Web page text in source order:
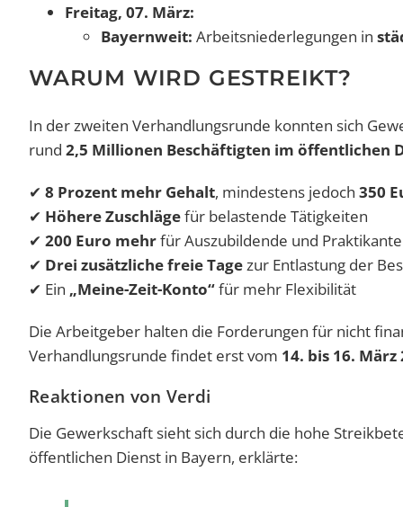
Freitag, 07. März:
Bayernweit: Arbeitsniederlegungen in
WARUM WIRD GESTREIKT?
In der zweiten Verhandlungsrunde konnten sich
rund 2,5 Millionen Beschäftigten im öffentlichen
✔ 8 Prozent mehr Gehalt, mindestens jedoch 350
✔ Höhere Zuschlägefür belastende Tätigkeiten
✔ 200 Euro mehrfür Auszubildende und
✔ Drei zusätzliche freie Tagezur Entlastung der
✔ Ein „Meine-Zeit-Konto“für mehr Flexibilität
Die Arbeitgeber halten die Forderungen für nicht
Verhandlungsrunde findet erst vom 14. bis 16.
Reaktionen von Verdi
Die Gewerkschaft sieht sich durch die hohe
öffentlichen Dienst in Bayern, erklärte: